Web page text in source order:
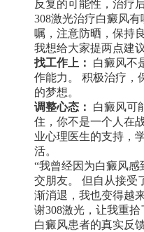
反复的可能性，治疗
308激光治疗白癜风
嘱，注意防晒，保持
我想给大家提两点建议
找工作上：
白癜风不
作能力。 积极治疗，
的梦想。
调整心态：
白癜风可
住，你不是一个人在
业心理医生的支持，
活。
“我曾经因为白癜风
交朋友。 但自从接受
渐消退，我也变得越
谢308激光，让我重
白癜风患者的真实反馈